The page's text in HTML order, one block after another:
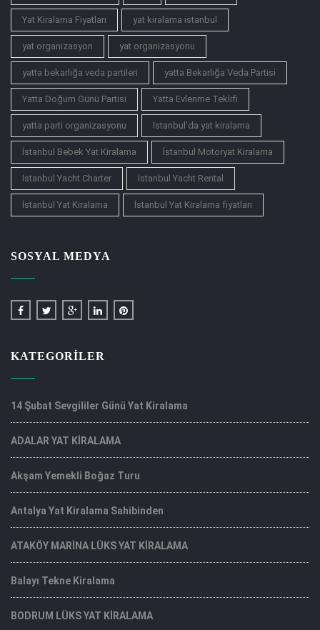
Yat Kiralama Fiyatları yat kiralama istanbul
yat organizasyon yat organizasyonu
yatta bekarlığa veda partileri yatta Bekarlığa Veda Partisi
Yatta Doğum Günü Partisi Yatta Evlenme Teklifi
yatta parti organizasyonu İstanbul'da yat kiralama
İstanbul Bebek Yat Kiralama İstanbul Motoryat Kiralama
İstanbul Yacht Charter İstanbul Yacht Rental
İstanbul Yat Kiralama İstanbul Yat Kiralama fiyatları
SOSYAL MEDYA
KATEGORILER
14 Şubat Sevgililer Günü Yat Kiralama
ADALAR YAT KİRALAMA
Akşam Yemekli Boğaz Turu
Antalya Yat Kiralama Sahibinden
ATAKÖY MARİNA LÜKS YAT KİRALAMA
Balayı Tekne Kiralama
BODRUM LÜKS YAT KİRALAMA